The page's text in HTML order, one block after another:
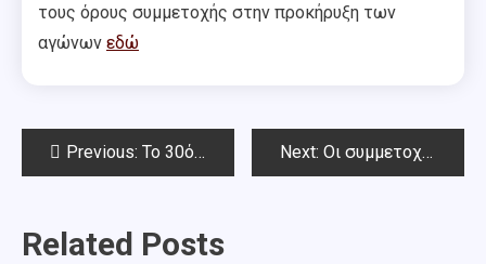
τους όρους συμμετοχής στην προκήρυξη των
αγώνων εδώ
PostPrevious: To 30ό Μπλιτς Αμπελοκήπων – στη μνήμη Δημήτρη Κυριαζή – Αποτελέσματα Next: Οι συμμετοχές νεαρών σκακιστών του ΣΟ Θωμάς Γεωργίου σε σημαντικά τουρνουά την εβδομάδα του Πάσχα
Related Posts